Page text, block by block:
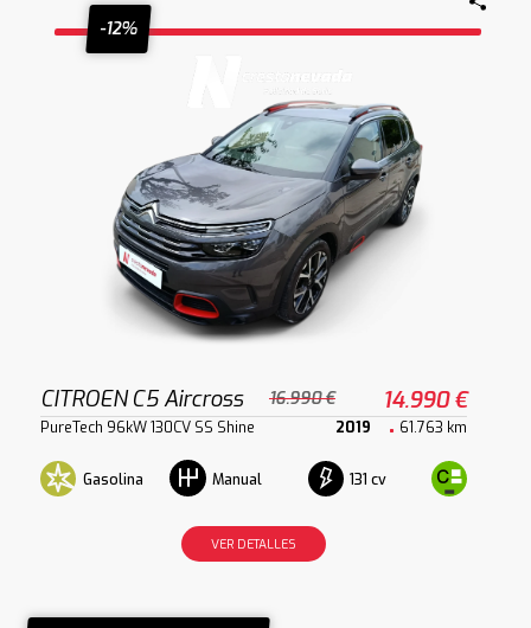
-12%
CITROEN C5 Aircross 16.990 € 14.990 €
PureTech 96kW 130CV SS Shine 2019 61.763 km
Gasolina Manual 131 cv
VER DETALLES